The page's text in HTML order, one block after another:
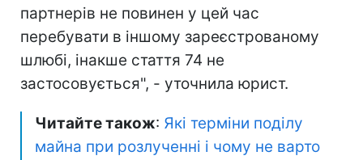
партнерів не повинен у цей час
перебувати в іншому зареєстрованому
шлюбі, інакше стаття 74 не
застосовується", - уточнила юрист.
Читайте також: Які терміни поділу
майна при розлученні і чому не варто